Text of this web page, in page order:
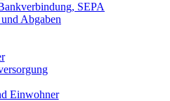
SEPA
Abgaben
Einwohner